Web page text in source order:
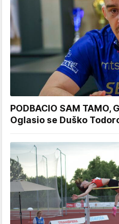
PODBACIO SAM TAMO,
Oglasio se Duško